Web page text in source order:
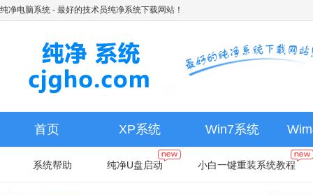
纯净电脑系统 - 最好的技术员纯净系统下载网站！
首页 XP系统 Win7系统
系统帮助 纯净U盘启动 小白一键重装系统教程